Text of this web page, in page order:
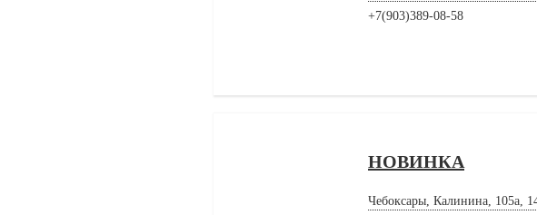
+7(903)389-08-58
НОВИНКА
Чебоксары, Калинина, 105а,